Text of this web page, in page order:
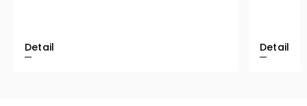
Detail Detail